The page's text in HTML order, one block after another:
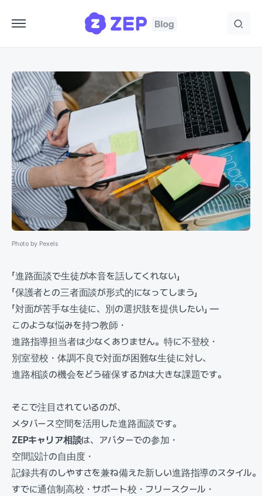
Photo by Pexels
「進路面談で生徒が本音を話してくれない」
「保護者との三者面談が形式的になってしまう」
「対面が苦手な生徒に、別の選択肢を提供したい」 —
このような悩みを持つ教師・
進路指導担当者は少なくありません。特に不登校・
別室登校・体調不良で対面が困難な生徒に対し、
進路相談の機会をどう確保するかは大きな課題です。
そこで注目されているのが、
メタバース空間を活用した進路面談です。
ZEPキャリア相談は、アバターでの参加・
空間設計の自由度・
記録共有のしやすさを兼ね備えた新しい進路指導のスタイル。
すでに通信制高校・サポート校・フリースクール・